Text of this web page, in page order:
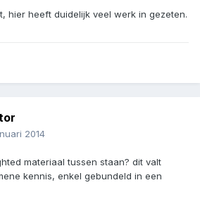
hier heeft duidelijk veel werk in gezeten.
2014
materiaal tussen staan? dit valt
kennis, enkel gebundeld in een